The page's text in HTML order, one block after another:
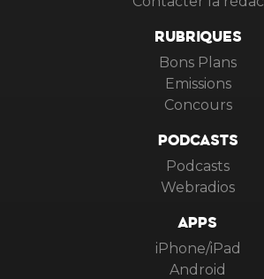
RUBRIQUES
Bons Plans
Emissions
Concours
PODCASTS
Podcasts
Webradios
APPS
iPhone/iPad
Android